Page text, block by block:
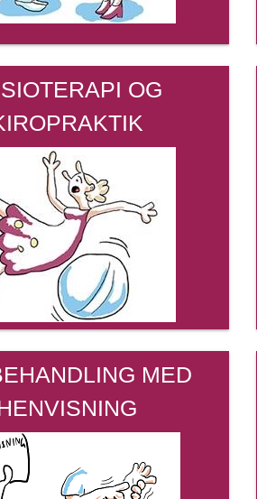
OG
MED